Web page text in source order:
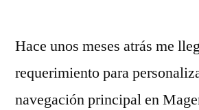
Hace unos meses atrás me
requerimiento para
navegación principal en